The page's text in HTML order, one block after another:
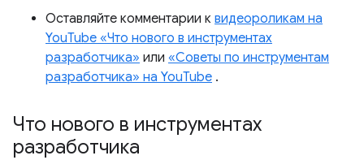
Оставляйте комментарии к видеороликам на
YouTube «Что нового в инструментах
разработчика» или «Советы по инструментам
разработчика» на YouTube .
Что нового в инструментах
разработчика